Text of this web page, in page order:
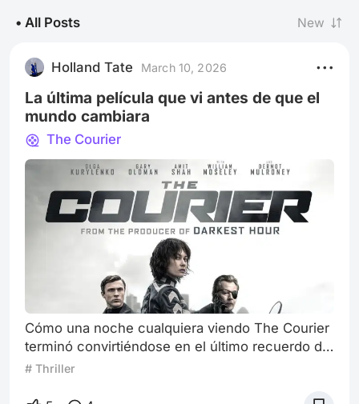
• All Posts New
Holland Tate March 10, 2026
La última película que vi antes de que el
mundo cambiara
The Courier
Cómo una noche cualquiera viendo The Courier
terminó convirtiéndose en el último recuerdo de
una vida que estaba a punto de detenerse.
# Thriller